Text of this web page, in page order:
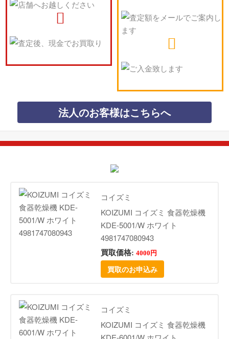
法人のお客様はこちらへ
コイズミ
KOIZUMI コイズミ 食器乾燥機
KDE-5001/W ホワイト
4981747080943
買取価格: 4000円
買取のお申込み
コイズミ
KOIZUMI コイズミ 食器乾燥機